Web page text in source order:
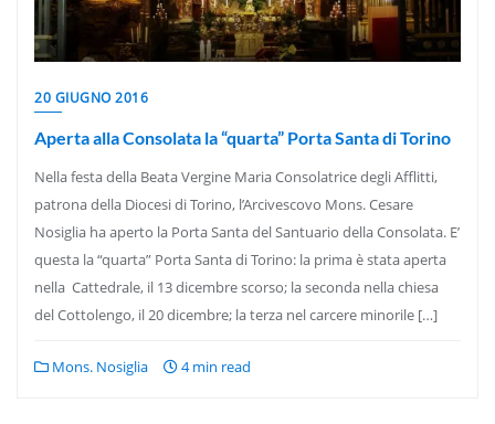
20 GIUGNO 2016
Aperta alla Consolata la “quarta” Porta Santa di Torino
Nella festa della Beata Vergine Maria Consolatrice degli Afflitti,
patrona della Diocesi di Torino, l’Arcivescovo Mons. Cesare
Nosiglia ha aperto la Porta Santa del Santuario della Consolata. E’
questa la “quarta” Porta Santa di Torino: la prima è stata aperta
nella Cattedrale, il 13 dicembre scorso; la seconda nella chiesa
del Cottolengo, il 20 dicembre; la terza nel carcere minorile […]
Mons. Nosiglia 4 min read